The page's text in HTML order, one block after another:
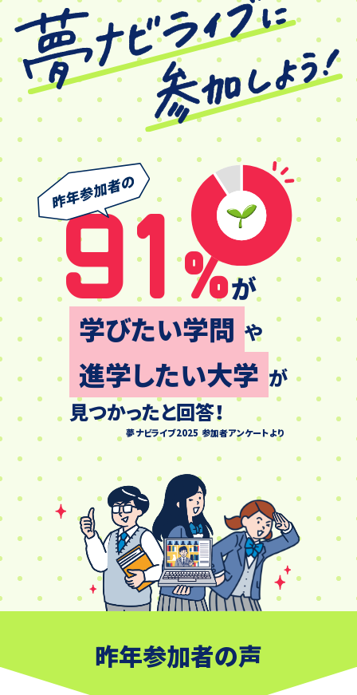
91%が
学びたい学問 や
進学したい大学 が
見つかったと回答！
夢ナビライブ2025 参加者アンケートより
昨年参加者の声